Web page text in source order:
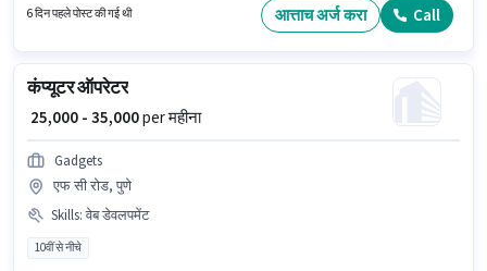
जुड़ें। इस पद के लिए Fixed सैलरी उपलब्ध है।
6 दिन पहले पोस्ट की गई थी आत्ताच अर्ज करा Call
कंप्यूटर ऑपरेटर
₹ 25,000 - 35,000per महीना
Gadgets
एफ सी रोड, पुणे
Skills: वेब डेवलपमेंट
10वीं से नीचे